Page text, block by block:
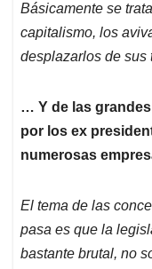
Básicamente se
capitalismo, los
desplazarlos de sus
… Y de las
por los ex
numerosas
El tema de las
pasa es que la
bastante brutal, no